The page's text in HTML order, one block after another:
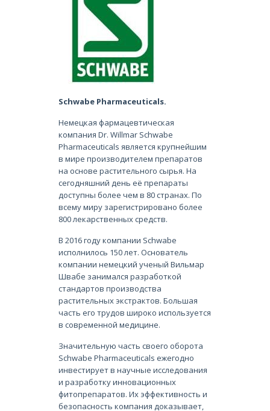
Schwabe Pharmaceuticals.
Немецкая фармацевтическая
компания Dr. Willmar Schwabe
Pharmaceuticals является крупнейшим
в мире производителем препаратов
на основе растительного сырья. На
сегодняшний день её препараты
доступны более чем в 80 странах. По
всему миру зарегистрировано более
800 лекарственных средств.
В 2016 году компании Schwabe
исполнилось 150 лет. Основатель
компании немецкий ученый Вильмар
Швабе занимался разработкой
стандартов производства
растительных экстрактов. Большая
часть его трудов широко используется
в современной медицине.
Значительную часть своего оборота
Schwabe Pharmaceuticals ежегодно
инвестирует в научные исследования
и разработку инновационных
фитопрепаратов. Их эф­фек­тив­ность и
без­опас­ность ком­па­ния до­ка­зы­ва­ет,